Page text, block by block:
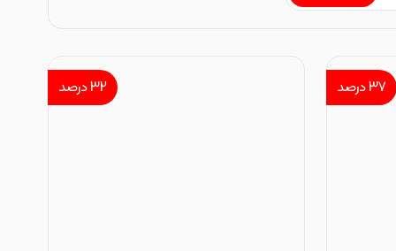
۳۷درصد ۳۲درصد